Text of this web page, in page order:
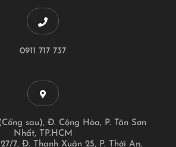
0911 717 737
sau), Đ. Cộng Hòa, P. Tân Sơn
Nhất, TP.HCM
7, Đ. Thạnh Xuân 25, P. Thới An,